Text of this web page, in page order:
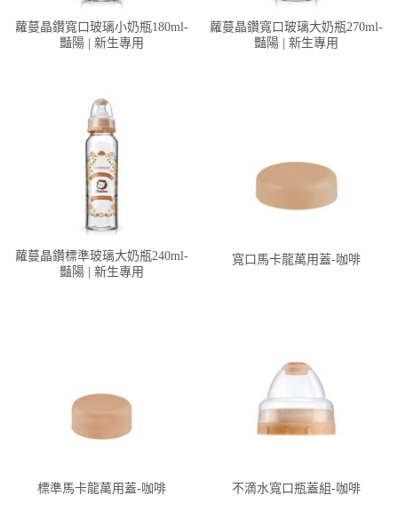
蘿蔓晶鑽寬口玻璃小奶瓶180ml-
豔陽 | 新生專用
蘿蔓晶鑽寬口玻璃大奶瓶270ml-
豔陽 | 新生專用
蘿蔓晶鑽標準玻璃大奶瓶240ml-
豔陽 | 新生專用
寬口馬卡龍萬用蓋-咖啡
標準馬卡龍萬用蓋-咖啡 不滴水寬口瓶蓋組-咖啡